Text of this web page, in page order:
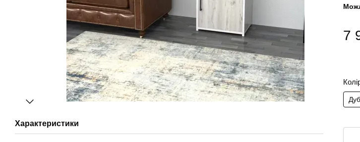
Характеристики
7